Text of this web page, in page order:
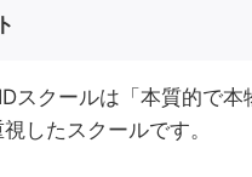
スクールは「本質的で本
したスクールです。